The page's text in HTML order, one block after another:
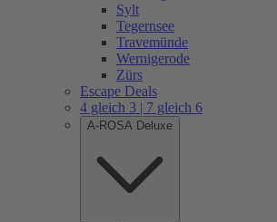
Sylt
Tegernsee
Travemünde
Wernigerode
Zürs
Escape Deals
4 gleich 3 | 7 gleich 6
A-ROSA Deluxe